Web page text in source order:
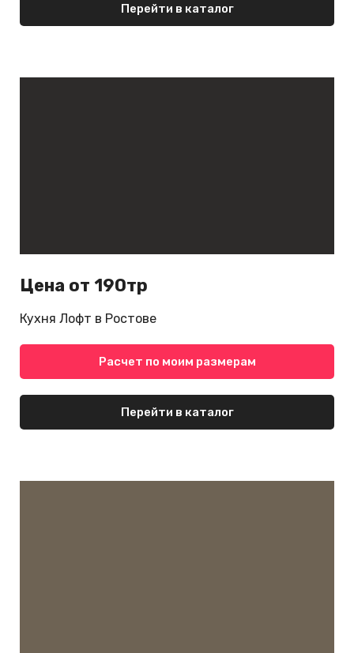
Перейти в каталог
Цена от 190тр
Кухня Лофт в Ростове
Расчет по моим размерам
Перейти в каталог